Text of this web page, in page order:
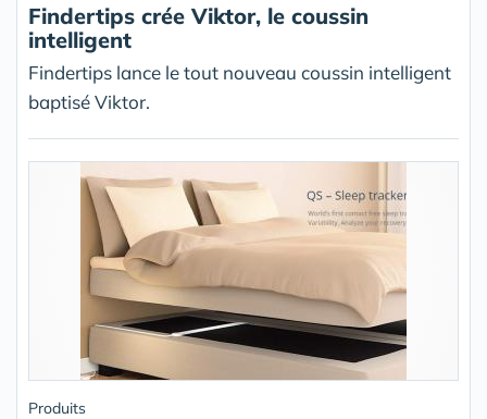
Findertips crée Viktor, le coussin
intelligent
Findertips lance le tout nouveau coussin intelligent
baptisé Viktor.
Produits